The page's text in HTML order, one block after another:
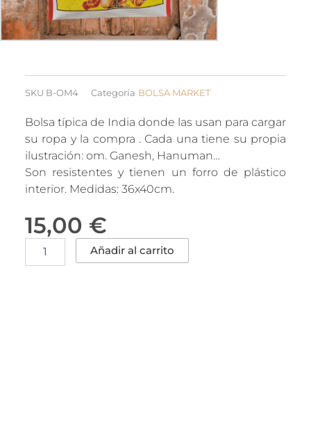
SKU B-OM4 Categoría BOLSA MARKET
Bolsa típica de India donde las usan para cargar
su ropa y la compra . Cada una tiene su propia
ilustración: om. Ganesh, Hanuman…
Son resistentes y tienen un forro de plástico
interior. Medidas: 36x40cm.
15,00 €
HANUMAN
Bolso
Añadir al carrito